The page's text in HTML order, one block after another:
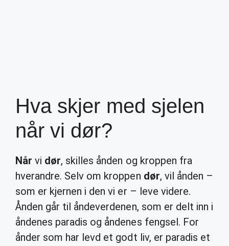
Hva skjer med sjelen
når vi dør?
Når vi dør, skilles ånden og kroppen fra
hverandre. Selv om kroppen dør, vil ånden –
som er kjernen i den vi er – leve videre.
Ånden går til åndeverdenen, som er delt inn i
åndenes paradis og åndenes fengsel. For
ånder som har levd et godt liv, er paradis et